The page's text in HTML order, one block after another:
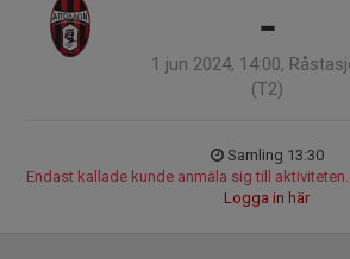
-
1 jun 2024, 14:00,
(T2)
Samling 13:30
Endast kallade kunde anmäla sig till
Logga in här